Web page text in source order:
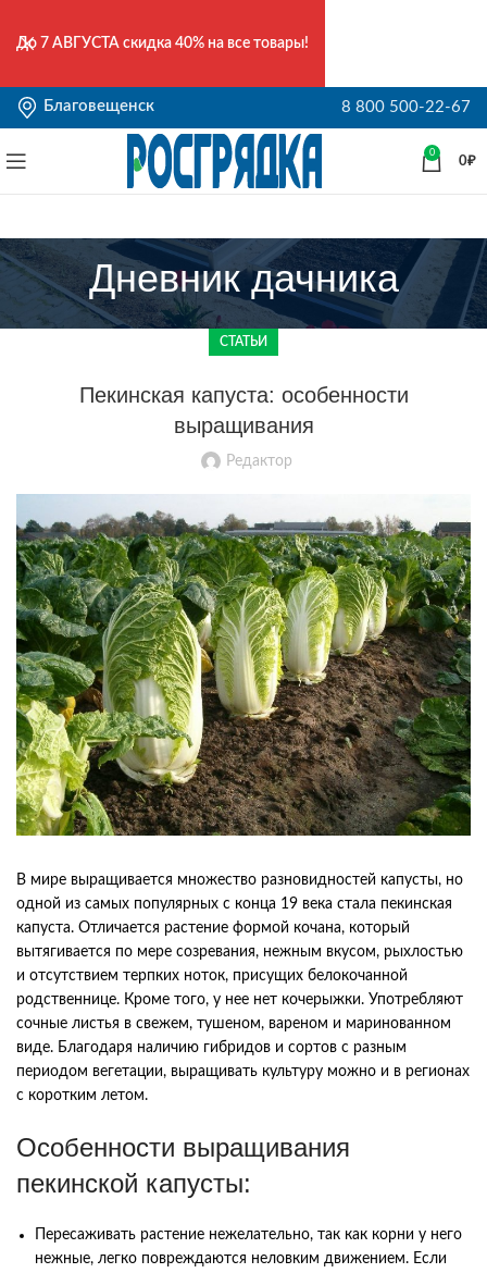
Благовещенск 8 800 500-22-67
0
0₽
Дневник дачника
СТАТЬИ
Пекинская капуста: особенности
выращивания
Редактор
В мире выращивается множество разновидностей капусты, но
одной из самых популярных с конца 19 века стала пекинская
капуста. Отличается растение формой кочана, который
вытягивается по мере созревания, нежным вкусом, рыхлостью
и отсутствием терпких ноток, присущих белокочанной
родственнице. Кроме того, у нее нет кочерыжки. Употребляют
сочные листья в свежем, тушеном, вареном и маринованном
виде. Благодаря наличию гибридов и сортов с разным
периодом вегетации, выращивать культуру можно и в регионах
с коротким летом.
Особенности выращивания
пекинской капусты:
Пересаживать растение нежелательно, так как корни у него
нежные, легко повреждаются неловким движением. Если
До 7 АВГУСТА скидка 40% на все товары!